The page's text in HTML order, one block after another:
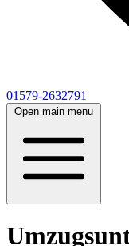
01579-2632791
Open main menu